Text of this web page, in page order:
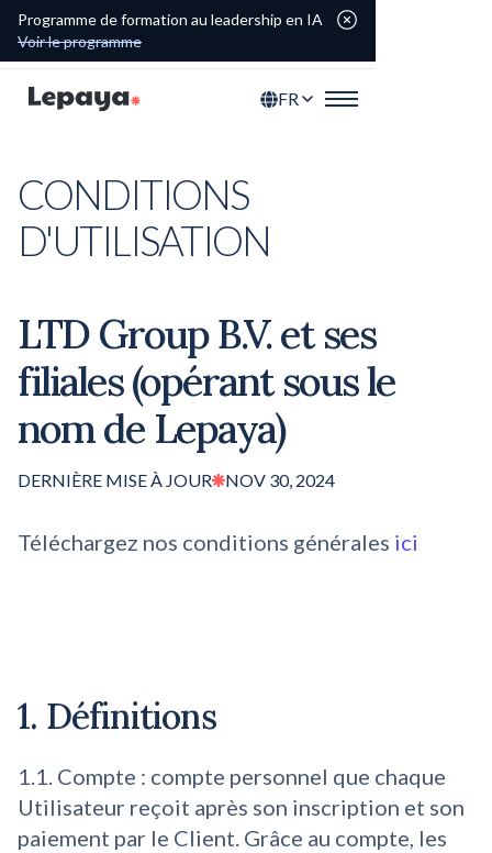
Programme de formation au leadership en IA
Voir le programme
FR
CONDITIONS
D'UTILISATION
LTD Group B.V. et ses
filiales (opérant sous le
nom de Lepaya)
DERNIÈRE MISE À JOUR NOV 30, 2024
Téléchargez nos conditions générales ici
1. Définitions
1.1. Compte : compte personnel que chaque
Utilisateur reçoit après son inscription et son
paiement par le Client. Grâce au compte, les